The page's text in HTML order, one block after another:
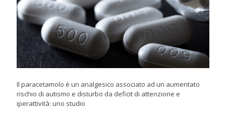
Il paracetamolo è un analgesico associato ad un aumentato
rischio di autismo e disturbo da deficit di attenzione e
iperattività: uno studio